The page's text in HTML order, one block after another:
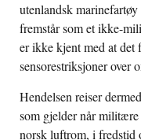
utenlandsk
fremstår som et ikke-
er ikke kjent med at det
sensorestriksjoner over
Hendelsen reiser
som gjelder når
norsk luftrom, i fredstid